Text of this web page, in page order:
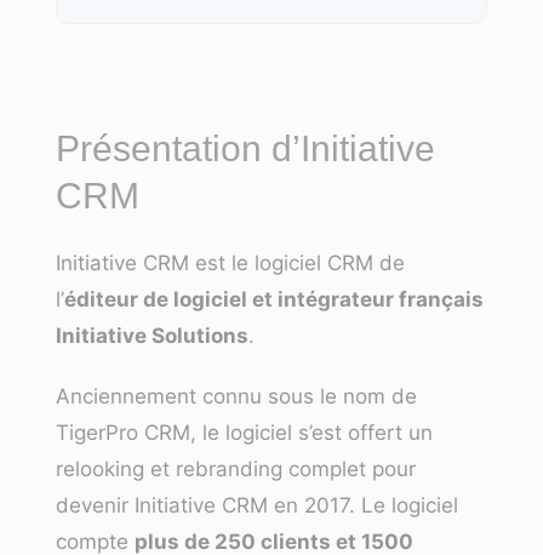
Présentation d’Initiative
CRM
Initiative CRM est le logiciel CRM de
l’éditeur de logiciel et intégrateur français
Initiative Solutions.
Anciennement connu sous le nom de
TigerPro CRM, le logiciel s’est offert un
relooking et rebranding complet pour
devenir Initiative CRM en 2017. Le logiciel
compte plus de 250 clients et 1500